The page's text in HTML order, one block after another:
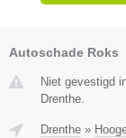
Autoschade Roks
Niet gevestigd
Drenthe.
Drenthe »